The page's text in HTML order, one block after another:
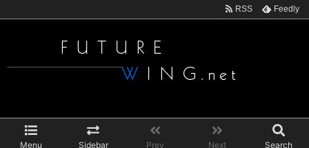
Menu Sidebar Prev Next Search
RSS Feedly